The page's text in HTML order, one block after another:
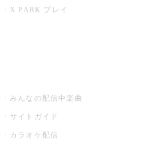
X PARK プレイ
みんなの配信中楽曲
サイトガイド
カラオケ配信